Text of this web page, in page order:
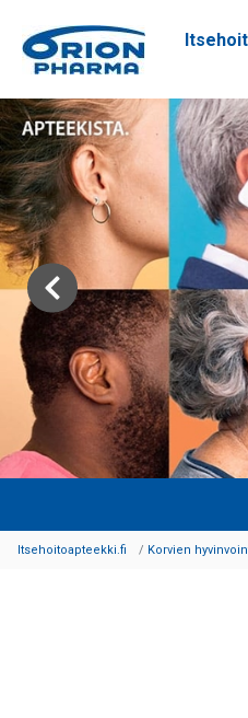
Siirry sisältöön
Itsehoitoapteekki.fi Korvien